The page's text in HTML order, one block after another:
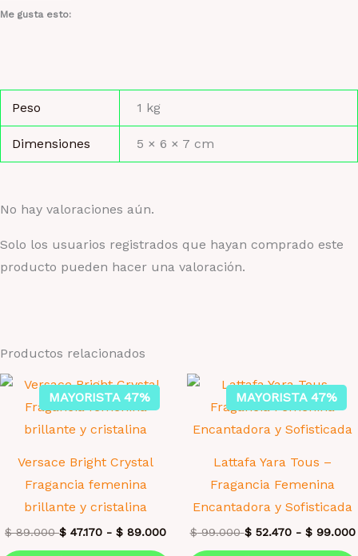
Me gusta esto:
Peso 1 kg
Dimensiones 5 × 6 × 7 cm
No hay valoraciones aún.
Solo los usuarios registrados que hayan comprado este
producto pueden hacer una valoración.
Productos relacionados
MAYORISTA 47%
Versace Bright Crystal
Fragancia femenina
brillante y cristalina
$89.000 $ 47.170 - $ 89.000
MAYORISTA 47%
Lattafa Yara Tous –
Fragancia Femenina
Encantadora y Sofisticada
$99.000 $52.470- $99.000